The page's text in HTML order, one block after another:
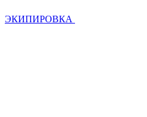
ЭКИПИРОВКА